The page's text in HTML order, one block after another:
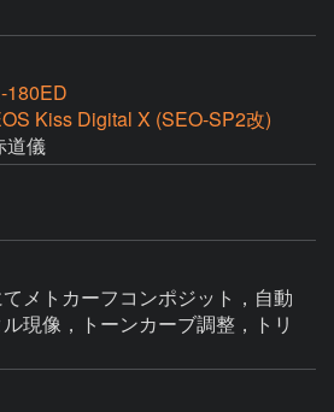
180ED
Kiss Digital X (SEO-SP2改)
道儀
メトカーフコンポジット，自動
現像，トーンカーブ調整，トリ